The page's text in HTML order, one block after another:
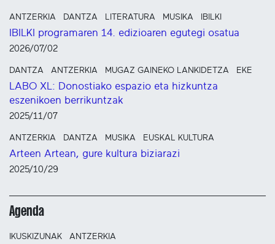
ANTZERKIA DANTZA LITERATURA MUSIKA IBILKI
IBILKI programaren 14. edizioaren egutegi osatua
2026/07/02
DANTZA ANTZERKIA MUGAZ GAINEKO LANKIDETZA EKE
LABO XL: Donostiako espazio eta hizkuntza
eszenikoen berrikuntzak
2025/11/07
ANTZERKIA DANTZA MUSIKA EUSKAL KULTURA
Arteen Artean, gure kultura biziarazi
2025/10/29
Agenda
IKUSKIZUNAK ANTZERKIA